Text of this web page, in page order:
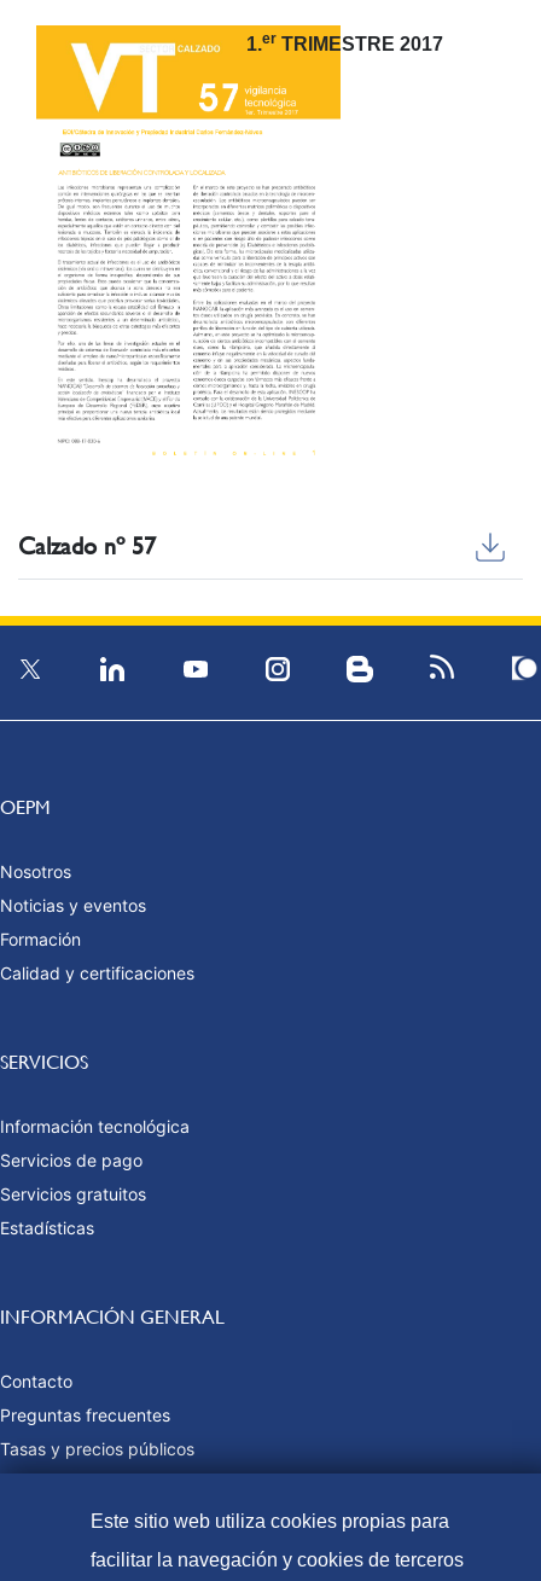
1.er TRIMESTRE 2017
Calzado nº 57
OEPM
Nosotros
Noticias y eventos
Formación
Calidad y certificaciones
SERVICIOS
Información tecnológica
Servicios de pago
Servicios gratuitos
Estadísticas
INFORMACIÓN GENERAL
Contacto
Preguntas frecuentes
Tasas y precios públicos
Este sitio web utiliza cookies propias para
facilitar la navegación y cookies de terceros